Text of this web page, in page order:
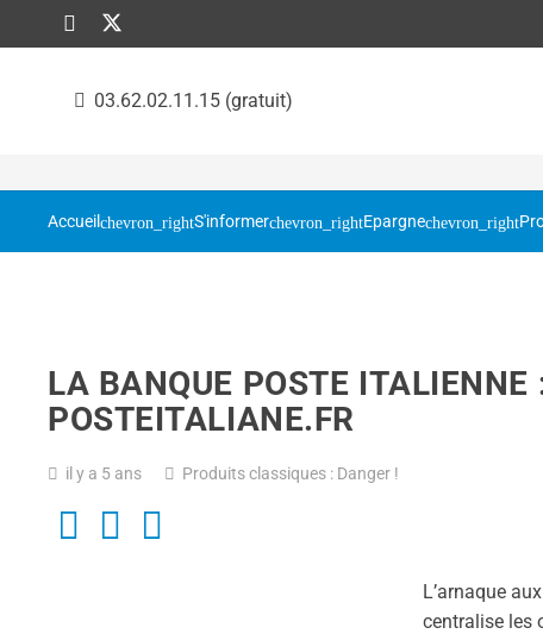
03.62.02.11.15 (gratuit)
Accueil S'informer Epargne
LA BANQUE POSTE ITALIENNE
POSTEITALIANE.FR
il y a 5 ans Produits classiques : Danger !
L’arnaque
centralise les